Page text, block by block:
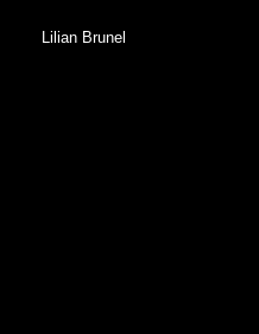
Lilian Brunel